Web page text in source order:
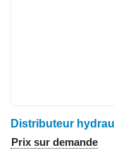
Distributeur
Prix sur demande